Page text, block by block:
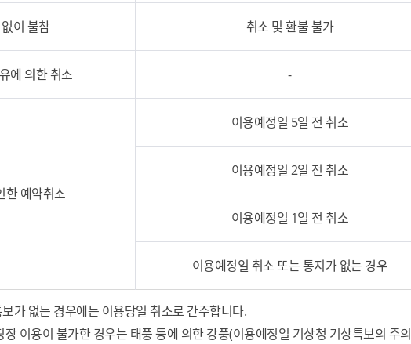
이 불참 취소 및 환불 불가
에 의한 취소 -
한 예약취소
이용예정일 5일 전 취소
이용예정일 2일 전 취소
이용예정일 1일 전 취소
이용예정일 취소 또는 통지가 없는 경우
가 없는 경우에는 이용당일 취소로 간주합니다.
이용이 불가한 경우는 태풍 등에 의한 강풍(이용예정일 기상청 기상특보의 주